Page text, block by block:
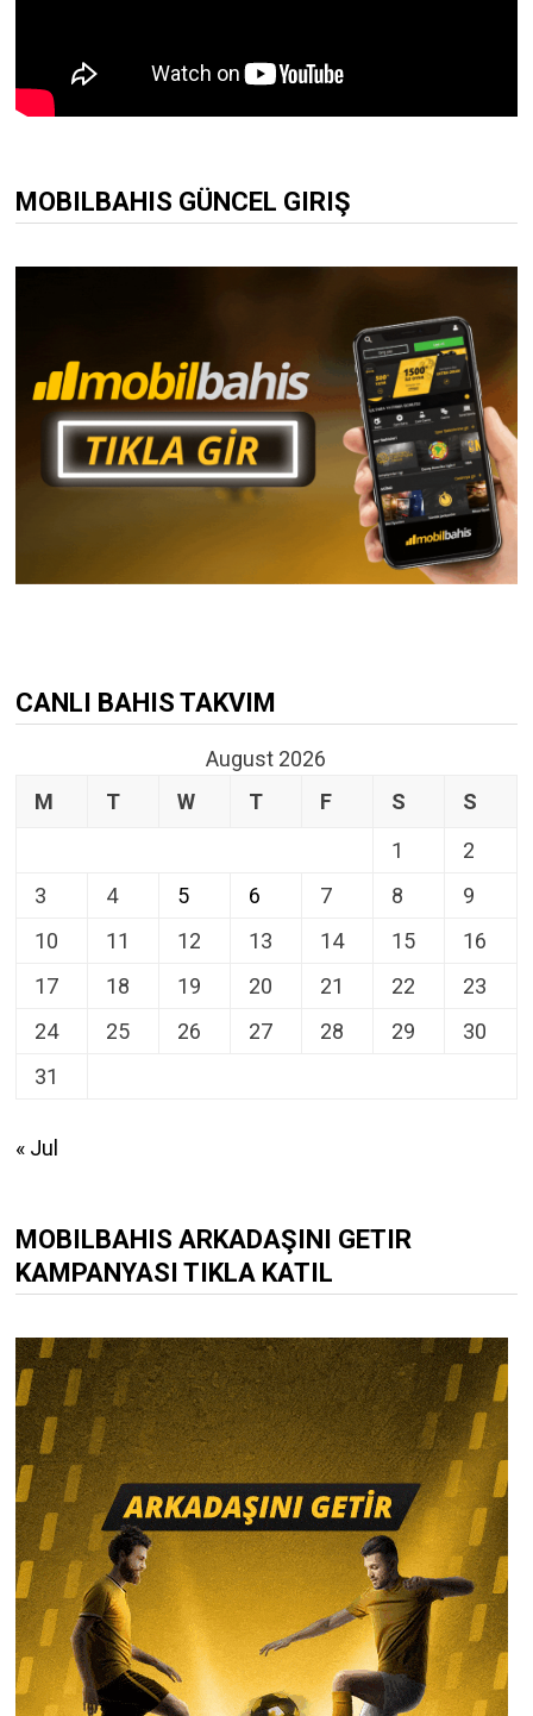
MOBILBAHIS GÜNCEL GIRIŞ
CANLI BAHIS TAKVIM
August 2026
M
T W T F S
S
1
2
3
4 5 6 7 8
9
10
11 12 13 14 15
16
17
18 19 20 21 22
23
24
25 26 27 28 29
30
31
« Jul
MOBILBAHIS ARKADAŞINI GETIR
KAMPANYASI TIKLA KATIL